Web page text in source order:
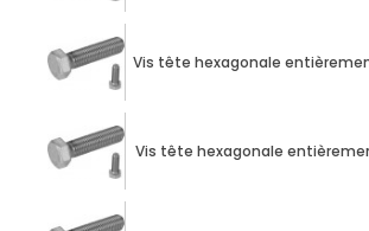
Vis tête hexagonale entièrement
Vis tête hexagonale entièrement